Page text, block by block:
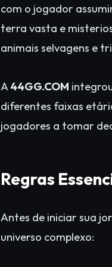
com o jogador
terra vasta e
animais selvagens e
A44GG.COM
diferentes faixas
jogadores a tomar
Regras
Antes de iniciar sua
universo complexo: